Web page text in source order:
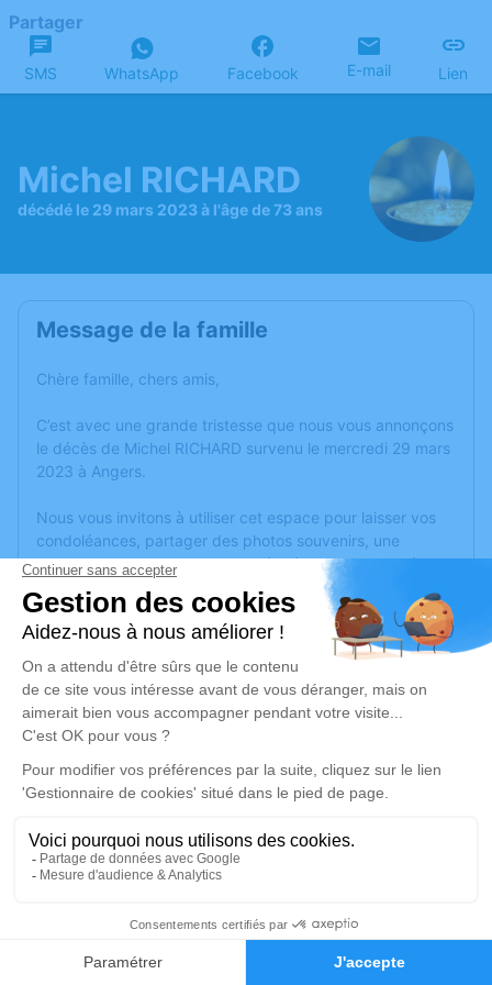
Faire-part Hommages
Partager
SMS WhatsApp Facebook E-mail Lien
Michel RICHARD
décédé le 29 mars 2023 à l'âge de 73 ans
Message de la famille
Chère famille, chers amis,
C’est avec une grande tristesse que nous vous annonçons
le décès de Michel RICHARD survenu le mercredi 29 mars
2023 à Angers.
Nous vous invitons à utiliser cet espace pour laisser vos
condoléances, partager des photos souvenirs, une
anecdote ou exprimer vos pensées à travers des poèmes
ou des textes. Cet endroit est un lieu d'expression dédié à
honorer la mémoire de Michel RICHARD.
Un service de plantation d’arbre hommage estdisponible
Déroulé des obsèques
Repos en salon funéraire